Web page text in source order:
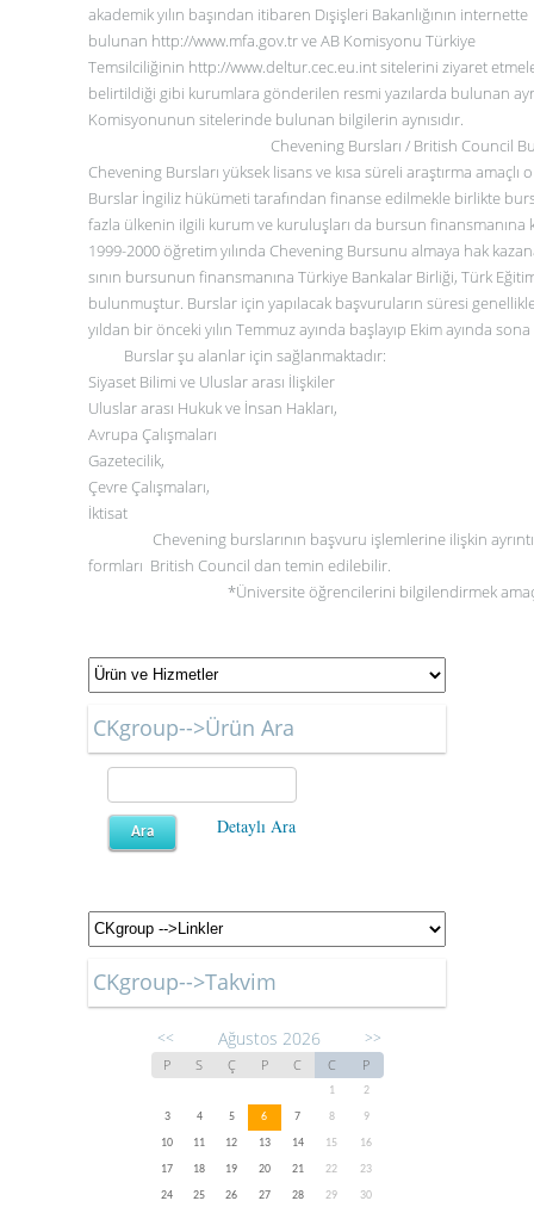
akademik yılın başından itibaren Dışişleri Bakanlığının internette
bulunan http://www.mfa.gov.trve AB Komisyonu Türkiye
Temsilciliğinin http://www.deltur.cec.eu.intsitelerini ziyaret
belirtildiği gibi kurumlara gönderilen resmi yazılarda bulunan
Komisyonunun sitelerinde bulunan bilgilerin aynısıdır.
Chevening Bursları / British Council
Chevening Bursları yüksek lisans ve kısa süreli araştırma
Burslar İngiliz hükümeti tarafından finanse edilmekle birlikte
fazla ülkenin ilgili kurum ve kuruluşları da bursun finansmanına
1999-2000 öğretim yılında Chevening Bursunu almaya hak
sının bursunun finansmanına Türkiye Bankalar Birliği, Türk
bulunmuştur. Burslar için yapılacak başvuruların süresi
yıldan bir önceki yılın Temmuz ayında başlayıp Ekim ayında
Burslar şu alanlar için sağlanmaktadır:
Siyaset Bilimi ve Uluslar arası İlişkiler
Uluslar arası Hukuk ve İnsan Hakları,
Avrupa Çalışmaları
Gazetecilik,
Çevre Çalışmaları,
İktisat
Chevening burslarının başvuru işlemlerine ilişkin
formları British Council dan temin edilebilir.
*Üniversite öğrencilerini bilgilendirmek
CKgroup-->Ürün Ara
Detaylı Ara
CKgroup-->Takvim
<< Ağustos 2026 >>
P S Ç P C C P
1
2
3
4 5 6 7 8
9
10
11 12 13 14 15
16
17
18 19 20 21 22
23
24
25 26 27 28 29 30